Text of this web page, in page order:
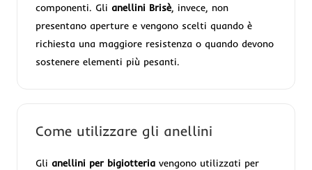
componenti. Gli anellini Brisè, invece, non
presentano aperture e vengono scelti quando è
richiesta una maggiore resistenza o quando devono
sostenere elementi più pesanti.
Come utilizzare gli anellini
Gli anellini per bigiotteria vengono utilizzati per